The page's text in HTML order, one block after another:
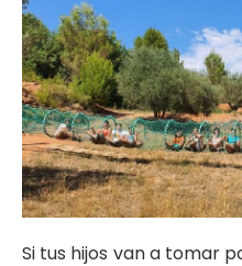
Si tus hijos van a tomar